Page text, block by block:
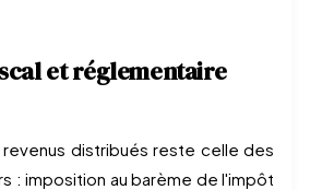
et réglementaire
distribués reste celle des
: imposition au barème de l'impôt